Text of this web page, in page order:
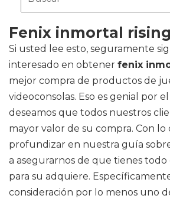
Fenix inmortal rising
Si usted lee esto, seguramente
interesado en obtener fenix
mejor compra de productos de
videoconsolas. Eso es genial por
deseamos que todos nuestros
mayor valor de su compra. Con lo
profundizar en nuestra guía
a asegurarnos de que tienes
para su adquiere.
consideración por lo menos uno